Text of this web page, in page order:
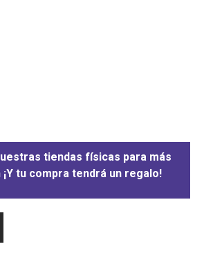
tiendas físicas para más
tu compra tendrá un regalo!